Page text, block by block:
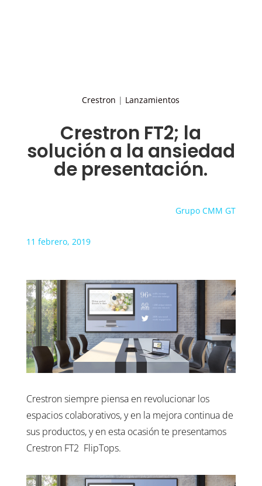
Crestron | Lanzamientos
Crestron FT2; la
solución a la ansiedad
de presentación.
Grupo CMM GT
11 febrero, 2019
Crestron siempre piensa en revolucionar los
espacios colaborativos, y en la mejora continua de
sus productos, y en esta ocasión te presentamos
Crestron FT2 FlipTops.